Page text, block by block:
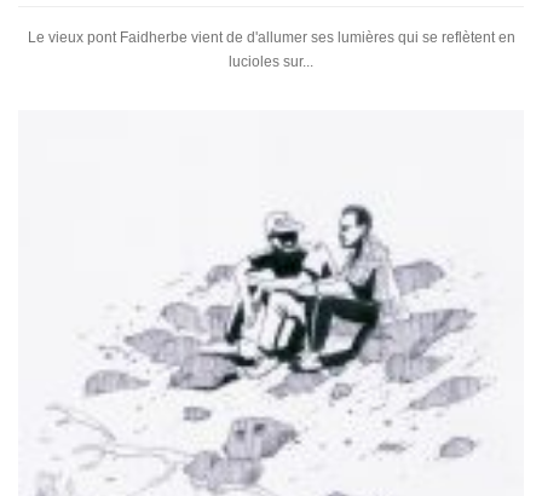
Le vieux pont Faidherbe vient de d'allumer ses lumières qui se reflètent en
lucioles sur...